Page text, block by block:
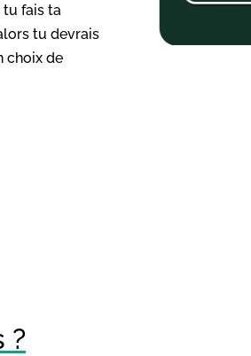
tu fais ta
tu devrais
choix de
?